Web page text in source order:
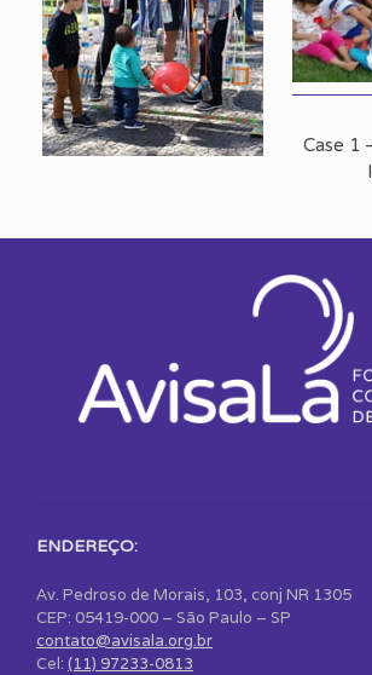
Case 1
ENDEREÇO:
Av. Pedroso de Morais, 103, conj NR 1305
CEP: 05419-000 – São Paulo – SP
contato@avisala.org.br
Cel: (11) 97233-0813